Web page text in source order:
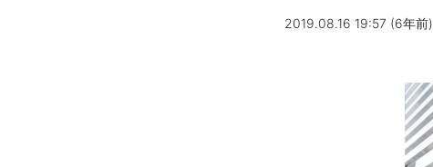
2019.08.16 19:57 (6年前)